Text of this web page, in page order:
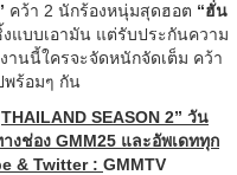
คว้า 2 นักร้องหนุ่มสุดฮอต “ฮั่น
แบบเอามัน แต่รับประกันความ
านนี้ใครจะจัดหนักจัดเต็ม คว้า
พร้อมๆ กัน
THAILAND SEASON 2” วัน
งช่อง GMM25 และอัพเดททุก
& Twitter : GMMTV